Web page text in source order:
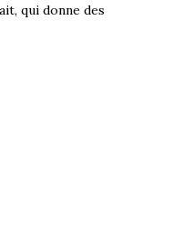
qui donne des